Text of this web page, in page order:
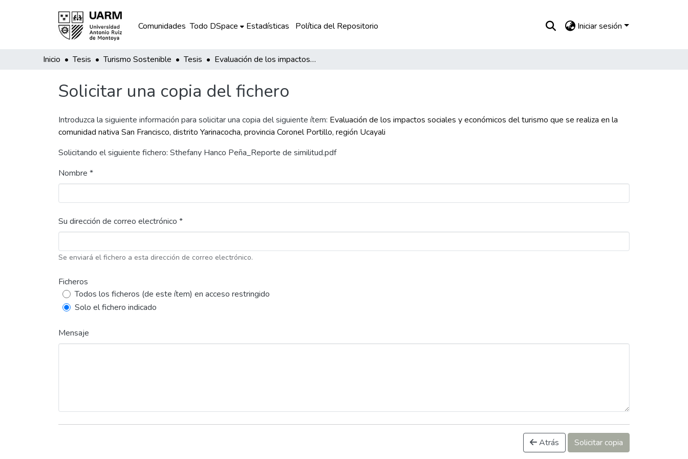
Comunidades Todo DSpace Estadísticas Política del Repositorio Iniciar sesión
Inicio Tesis Turismo Sostenible Tesis Evaluación de los impactos sociales y económicos del turismo que se realiza en la comunidad nativa San Francisco, distrito Yarinacocha, provincia Coronel Portillo, región Ucayali
Solicitar una copia del fichero
Introduzca la siguiente información para solicitar una copia del siguiente ítem: Evaluación de los impactos sociales y económicos del turismo que se realiza en la
comunidad nativa San Francisco, distrito Yarinacocha, provincia Coronel Portillo, región Ucayali
Solicitando el siguiente fichero: Sthefany Hanco Peña_Reporte de similitud.pdf
Nombre *
Su dirección de correo electrónico *
Se enviará el fichero a esta dirección de correo electrónico.
Ficheros
Todos los ficheros (de este ítem) en acceso restringido
Solo el fichero indicado
Mensaje
Atrás Solicitar copia